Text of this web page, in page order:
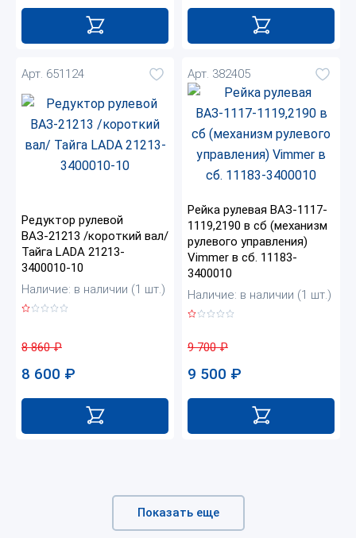
Арт. 651124
Редуктор рулевой
ВАЗ-21213 /короткий вал/
Тайга LADA 21213-
3400010-10
Наличие: в наличии (1 шт.)
8 860₽
8 600 ₽
Арт. 382405
Рейка рулевая ВАЗ-1117-
1119,2190 в сб (механизм
рулевого управления)
Vimmer в сб. 11183-
3400010
Наличие: в наличии (1 шт.)
9 700₽
9 500 ₽
Показать еще